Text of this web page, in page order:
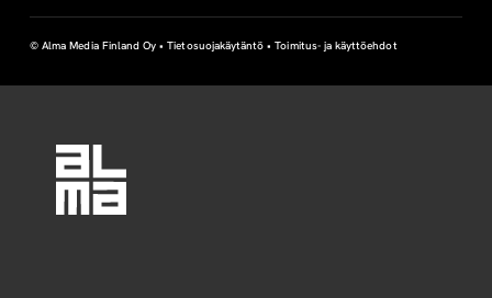
© Alma Media Finland Oy •Tietosuojakäytäntö •Toimitus- ja käyttöehdot